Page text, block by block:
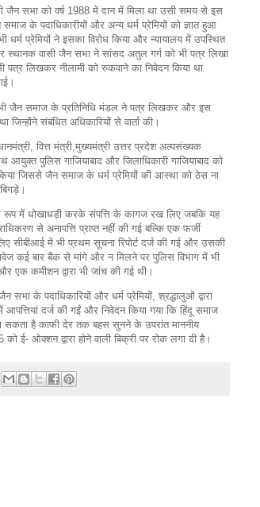
जैन सभा को वर्ष 1988 में दान में मिला था उसी समय से इस
के पदाधिकारीयों और अन्य धर्म प्रेमियों को ज्ञात हुआ
धर्म प्रेमियों ने इसका विरोध किया और न्यायालय में उपस्थित
स्थानक वासी जैन सभा ने सांसद अतुल गर्ग को भी पत्र लिखा
पत्र लिखकर नीलामी को रुकवाने का निवेदन किया था
भी जैन समाज के प्रतिनिधि मंडल ने पत्र लिखकर और इस
जिन्होंने संबंधित अधिकारियों से वार्ता की।
वित्त मंत्री,मुख्यमंत्री उत्तर प्रदेश अल्पसंख्यक
पुलिस गाजियाबाद और जिलाधिकारी गाजियाबाद को
जिससे जैन समाज के धर्म प्रेमियों की आस्था को ठेस ना
के रूप में धोखाधड़ी करके संपत्ति के कागज रख लिए जबकि यह
से अनापत्ति प्राप्त नहीं की गई बल्कि एक फर्जी
सीबीआई में भी प्रथम सूचना रिपोर्ट दर्ज की गई और उसकी
कई बार बैंक से मांगे और न मिलने पर पुलिस विभाग में भी
एक कमीशन द्वारा भी जांच की गई थी।
के पदाधिकारियों और धर्म प्रेमियों, श्रद्धालुओं द्वारा
दर्ज की गईं और निवेदन किया गया कि हिंदू समाज
सकता है काफी देर तक बहस सुनने के उपरांत माननीय
को ई- ओक्शन द्वारा होने वाली बिक्री पर रोक लगा दी है।